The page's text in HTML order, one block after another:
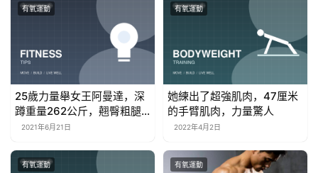
有氧運動
25歲力量舉女王阿曼達，深
蹲重量262公斤，翹臀粗腿
力量強大
2021年6月21日
有氧運動
她練出了超強肌肉，47厘米
的手臂肌肉，力量驚人
2022年4月2日
有氧運動 有氧運動